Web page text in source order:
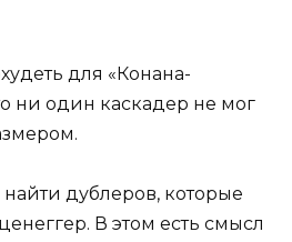
для «Конана-
ни один каскадер не мог
дублеров, которые
В этом есть смысл